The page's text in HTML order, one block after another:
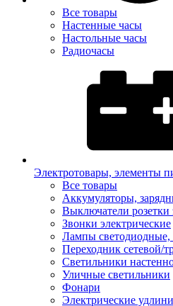
Все товары
Настенные часы
Настольные часы
Радиочасы
Электротовары, элементы
Все товары
Аккумуляторы,
Выключатели розетки
Звонки электрические
Лампы светодиодные,
Переходник сетевой/
Светильники
Уличные светильники
Фонари
Электрические